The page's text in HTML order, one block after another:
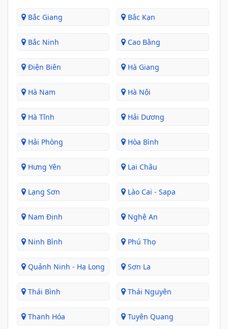
Bắc Giang Bắc Kạn
Bắc Ninh Cao Bằng
Điện Biên Hà Giang
Hà Nam Hà Nội
Hà Tĩnh Hải Dương
Hải Phòng Hòa Bình
Hưng Yên Lai Châu
Lạng Sơn Lào Cai - Sapa
Nam Định Nghệ An
Ninh Bình Phú Thọ
Quảnh Ninh - Hạ Long Sơn La
Thái Bình Thái Nguyên
Thanh Hóa Tuyên Quang